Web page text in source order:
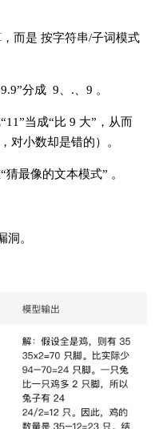
而是 按字符串/子词模式
分成 9、.、9 。
当成“比 9 大”，从而
对小数却是错的）。
最像的文本模式” 。
。